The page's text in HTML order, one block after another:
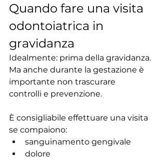
Quando fare una visita
odontoiatrica in
gravidanza
Idealmente: prima della gravidanza.
Ma anche durante la gestazione è
importante non trascurare
controlli e prevenzione.
È consigliabile effettuare una visita
se compaiono:
sanguinamento gengivale
dolore